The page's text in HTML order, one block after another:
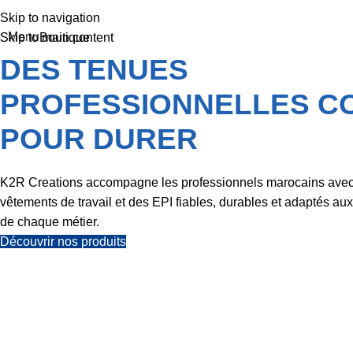
Skip to navigation
Skip to main content
MenuBoutique
DES TENUES
PROFESSIONNELLES
POUR DURER
K2R Creations accompagne les professionnels marocains
vêtements de travail et des EPI fiables, durables et adaptés
de chaque métier.
Découvrir nos produits